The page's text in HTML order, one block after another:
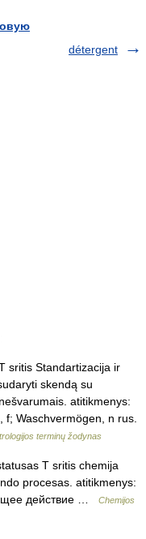
détergent
sritis Standartizacija ir
skendą su
atitikmenys:
Waschvermögen, n rus.
terminų žodynas
T sritis chemija
procesas. atitikmenys:
действие …
Chemijos